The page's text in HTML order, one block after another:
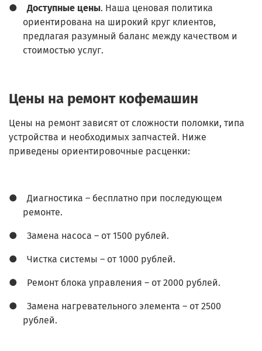
● Доступные цены. Наша ценовая политика
ориентирована на широкий круг клиентов,
предлагая разумный баланс между качеством и
стоимостью услуг.
Цены на ремонт кофемашин
Цены на ремонт зависят от сложности поломки, типа
устройства и необходимых запчастей. Ниже
приведены ориентировочные расценки:
●
Диагностика – бесплатно при последующем
ремонте.
● Замена насоса – от 1500 рублей.
● Чистка системы – от 1000 рублей.
● Ремонт блока управления – от 2000 рублей.
●
Замена нагревательного элемента – от 2500
рублей.